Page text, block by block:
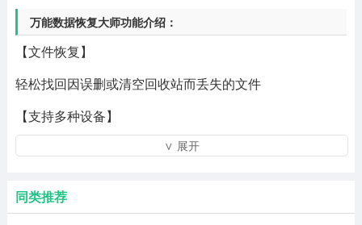
万能数据恢复大师功能介绍：
【文件恢复】
轻松找回因误删或清空回收站而丢失的文件
【支持多种设备】
支持硬盘、手机、U盘、移动硬盘、SD卡、内存卡、相机
【文件预览】
∨ 展开
同类推荐